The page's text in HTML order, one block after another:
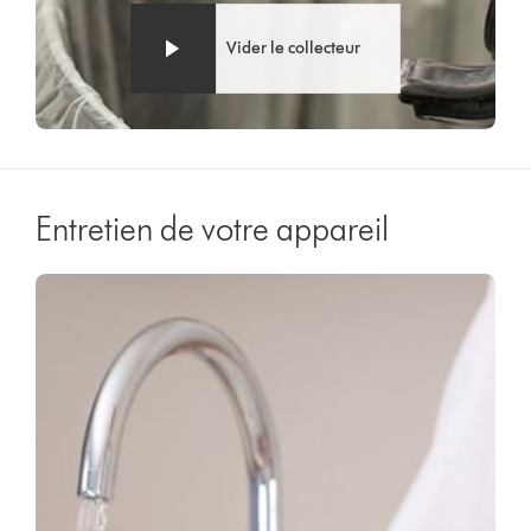
Vider le collecteur
Entretien de votre appareil
Video
Transcript
Afficher
la
transcription